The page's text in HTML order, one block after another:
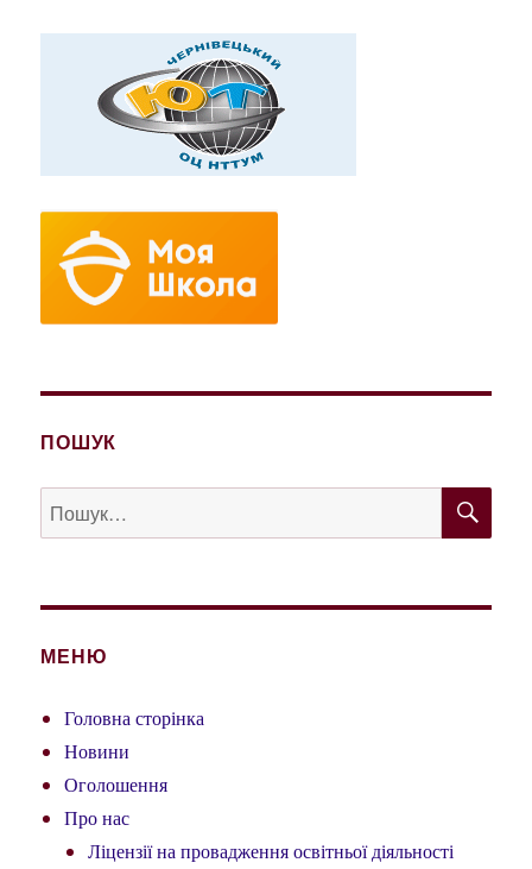
ПОШУК
Пошук
за
МЕНЮ
Головна сторінка
Новини
Оголошення
Про нас
Ліцензії на провадження освітньої діяльності